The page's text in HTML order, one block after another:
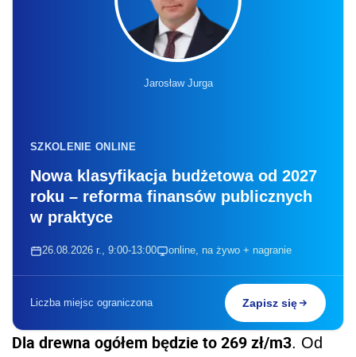
Jarosław Jurga
SZKOLENIE ONLINE
Nowa klasyfikacja budżetowa od 2027
roku – reforma finansów publicznych
w praktyce
26.08.2026 r., 9:00-13:00 online, na żywo + nagranie
Liczba miejsc ograniczona Zapisz się
Dla drewna ogółem będzie to 269 zł/m3. Od